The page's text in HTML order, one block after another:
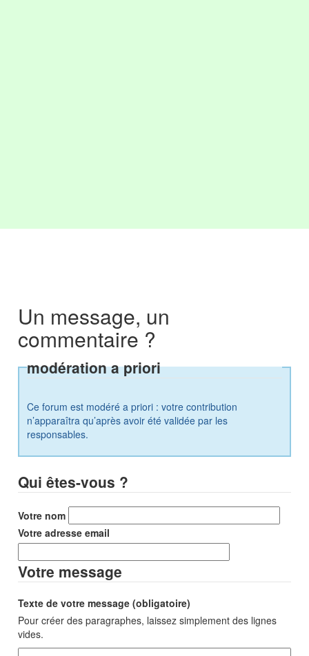
Un message, un
commentaire ?
modération a priori
Ce forum est modéré a priori : votre contribution
n’apparaîtra qu’après avoir été validée par les
responsables.
Qui êtes-vous ?
Votre nom
Votre adresse email
Votre message
Texte de votre message (obligatoire)
Pour créer des paragraphes, laissez simplement des lignes
vides.